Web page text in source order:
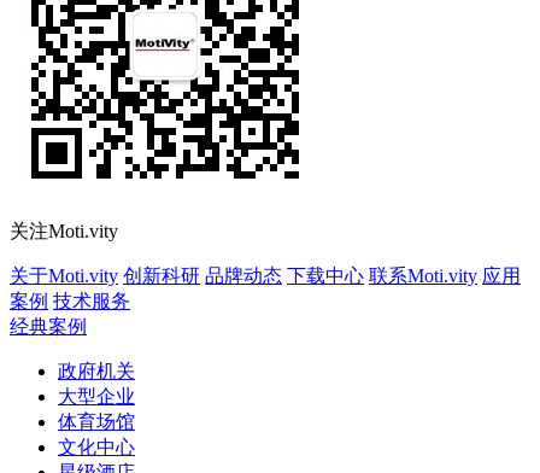
关注Moti.vity
关于Moti.vity 创新科研 品牌动态 下载中心 联系Moti.vity 应用
案例 技术服务
经典案例
政府机关
大型企业
体育场馆
文化中心